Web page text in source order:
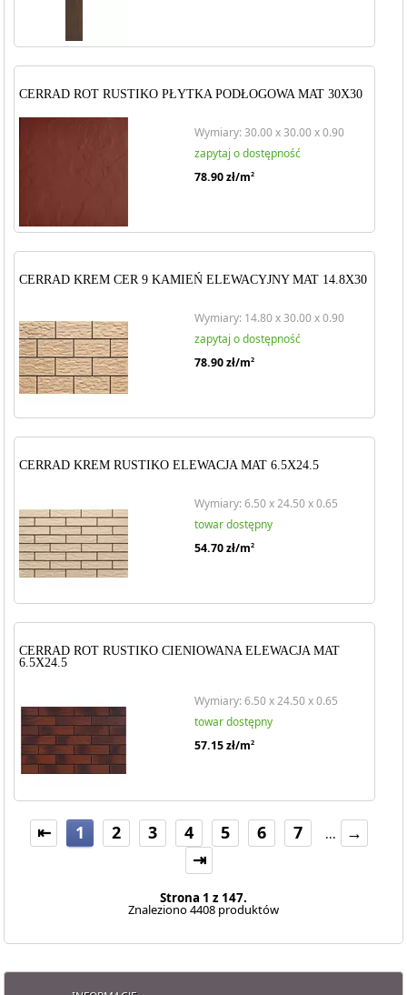
CERRAD ROT RUSTIKO PŁYTKA PODŁOGOWA MAT 30X30
Wymiary: 30.00 x 30.00 x 0.90
zapytaj o dostępność
78.90zł/m2
CERRAD KREM CER 9 KAMIEŃ ELEWACYJNY MAT 14.8X30
Wymiary: 14.80 x 30.00 x 0.90
zapytaj o dostępność
78.90zł/m2
CERRAD KREM RUSTIKO ELEWACJA MAT 6.5X24.5
Wymiary: 6.50 x 24.50 x 0.65
towar dostępny
54.70zł/m2
CERRAD ROT RUSTIKO CIENIOWANA ELEWACJA MAT
6.5X24.5
Wymiary: 6.50 x 24.50 x 0.65
towar dostępny
57.15zł/m2
⇤ 1 2 3 4 5 6 7 ...
→
⇥
Strona 1 z 147.
Znaleziono 4408 produktów